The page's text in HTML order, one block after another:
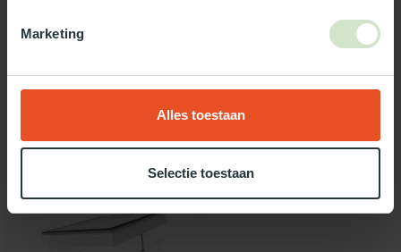
Marketing
Alles toestaan
Selectie toestaan
Gebruik onze daglicht keuzehulp!
Twijfel je over welke daglicht oplossing het beste bij jou past?
Recent bekeken